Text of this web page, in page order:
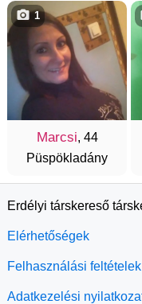
Marcsi, 44
Püspökladány
1
Erdélyi társkereső
Elérhetőségek
Felhasználási feltételek
Adatkezelési